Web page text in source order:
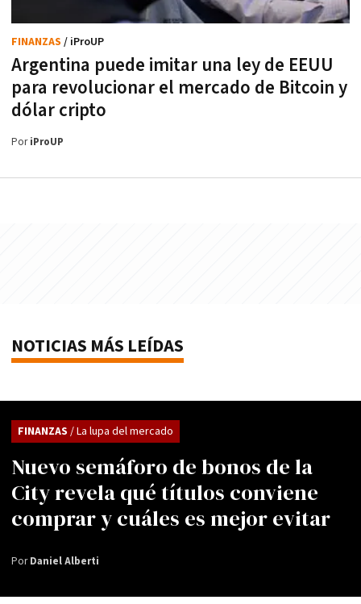
Argentina puede imitar una ley de EEUU
para revolucionar el mercado de Bitcoin y
dólar cripto
FINANZAS / iProUP
PoriProUP
NOTICIAS MÁS LEÍDAS
Nuevo semáforo de bonos de la
City revela qué títulos conviene
comprar y cuáles es mejor evitar
FINANZAS / La lupa del mercado
PorDaniel Alberti